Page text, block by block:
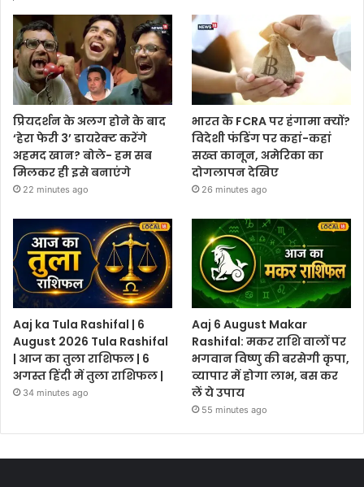
प्रियदर्शन के अलग होने के बाद
‘हेरा फेरी 3’ डायरेक्ट करेंगे
अहमद खान? बोले- हम सब
मिलकर ही इसे बनाएंगे
22 minutes ago
भारत के FCRA पर हंगामा क्यों?
विदेशी फंडिंग पर कहां-कहां
सख्त कानून, अमेरिका का
दोगलापन देखिए
26 minutes ago
Aaj ka Tula Rashifal | 6
August 2026 Tula Rashifal
| आज का तुला राशिफल | 6
अगस्त हिंदी में तुला राशिफल |
34 minutes ago
Aaj 6 August Makar
Rashifal: मकर राशि वालों पर
भगवान विष्णु की बरसेगी कृपा,
व्यापार में होगा लाभ, बस कर
लें ये उपाय
55 minutes ago